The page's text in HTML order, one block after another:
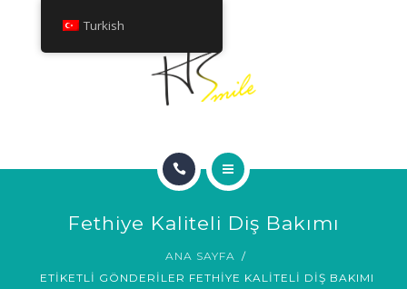
HAKKINDA
GÜLÜMSEME GALERISI
HAKKINDA
Fethiye Kaliteli Diş Bakımı
ANA SAYFA
ETIKETLI GÖNDERILER FETHIYE KALITELI DIŞ BAKIMI
Turkish